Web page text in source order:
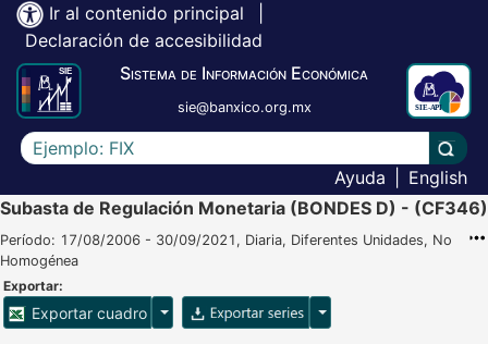
Ir al contenido principal
Declaración de accesibilidad
Sistema de Información Económica
sie@banxico.org.mx
Escriba el texto a buscar
Ayuda
English
Subasta de Regulación Monetaria (BONDES D) - (CF346)
Período: 17/08/2006 - 30/09/2021, Diaria, Diferentes Unidades, No
Homogénea
Exportar:
Exportar cuadro Opciones para exportar cuadroOpciones para exportar